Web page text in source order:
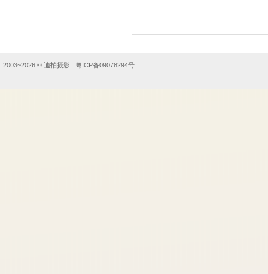
2003~2026 © 迪拍摄影 粤ICP备09078294号